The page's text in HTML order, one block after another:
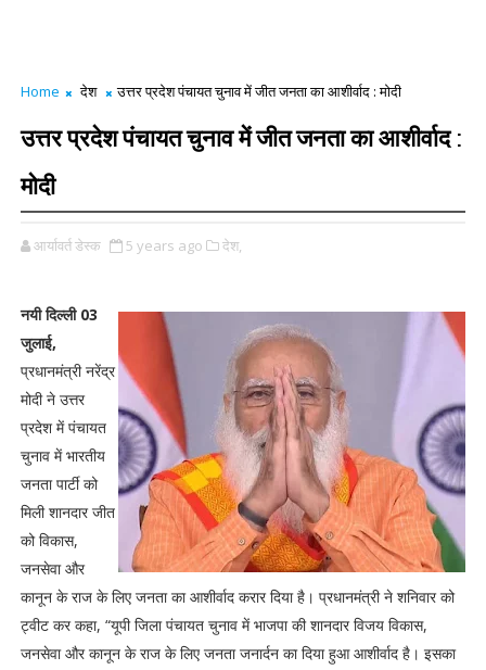
Home देश उत्तर प्रदेश पंचायत चुनाव में जीत जनता का आशीर्वाद : मोदी
उत्तर प्रदेश पंचायत चुनाव में जीत जनता का आशीर्वाद :
मोदी
आर्यावर्त डेस्क 5 years ago देश,
नयी दिल्ली 03
जुलाई,
प्रधानमंत्री नरेंद्र
मोदी ने उत्तर
प्रदेश में पंचायत
चुनाव में भारतीय
जनता पार्टी को
मिली शानदार जीत
को विकास,
जनसेवा और
कानून के राज के लिए जनता का आशीर्वाद करार दिया है। प्रधानमंत्री ने शनिवार को
ट्वीट कर कहा, “यूपी जिला पंचायत चुनाव में भाजपा की शानदार विजय विकास,
जनसेवा और कानून के राज के लिए जनता जनार्दन का दिया हुआ आशीर्वाद है। इसका